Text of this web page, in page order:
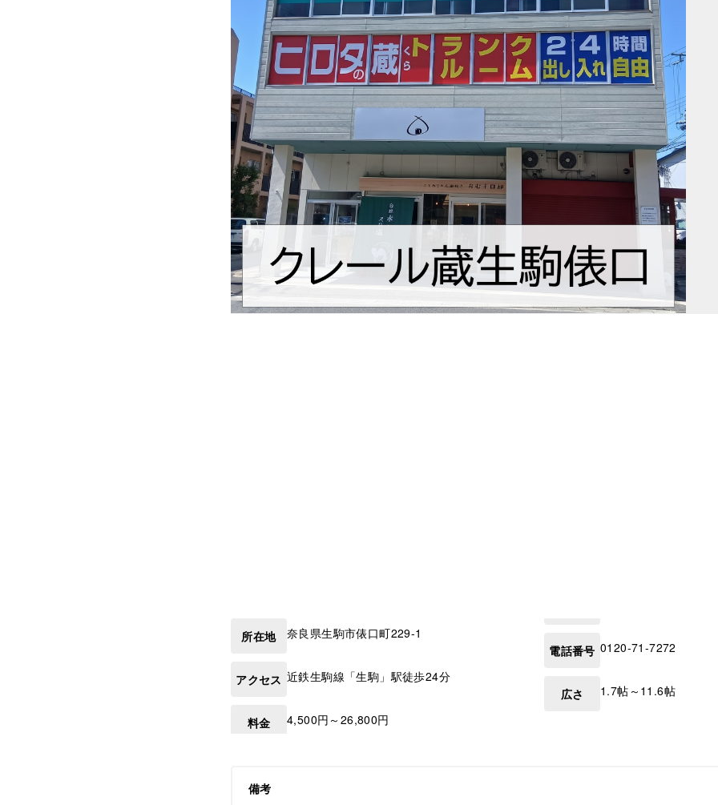
所在地 奈良県生駒市俵口町229-1
アクセス 近鉄生駒線「生駒」駅徒歩24分
料金 4,500円～26,800円
電話番号 0120-71-7272
広さ 1.7帖～11.6帖
備考